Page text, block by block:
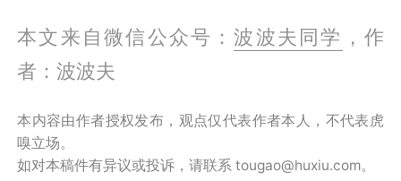
本文来自微信公众号：波波夫同学 ，作
者：波波夫
本内容由作者授权发布，观点仅代表作者本人，不代表虎
嗅立场。
如对本稿件有异议或投诉，请联系 tougao@huxiu.com。